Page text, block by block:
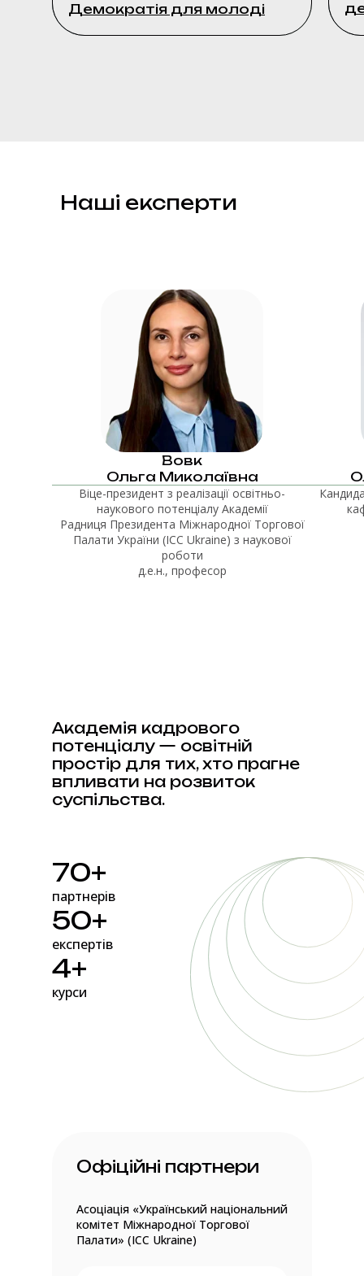
Демократія для молоді
Демократія для молоді
Наші експерти
Вовк
Ольга Миколаївна
Віце-президент з реалізації освітньо-
наукового потенціалу Академії
Радниця Президента Міжнародної Торгової
Палати України (ІСС Ukraine) з наукової
роботи
д.е.н., професор
Академія кадрового
потенціалу — освітній
простір для тих, хто прагне
впливати на розвиток
суспільства.
Офіційні партнери
Асоціація «Український національний
комітет Міжнародної Торгової
Палати» (ICC Ukraine)
70+
партнерів
50+
експертів
4+
курси